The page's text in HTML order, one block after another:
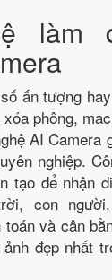
làm
ấn tượng
phông,
AI Camera
nghiệp.
tạo để nhận
con
và cân
đẹp nhất